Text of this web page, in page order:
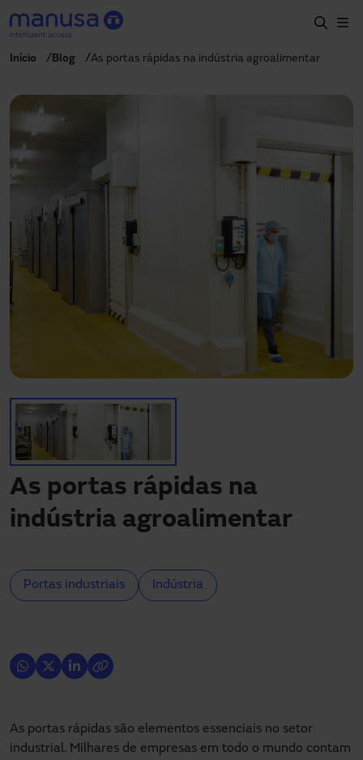
Passar para o conteúdo principal
Produtos e setores
Serviços
Especificação
Projetos
Sobre nós
+351 214 787 270
portugal@manusa.com
Precisa de assistência?
Downloads
Contacto
A minha área
Início Blog As portas rápidas na indústria agroalimentar
As portas rápidas na
indústria agroalimentar
Portas industriais Indústria
As portas rápidas são elementos essenciais no setor
industrial. Milhares de empresas em todo o mundo contam